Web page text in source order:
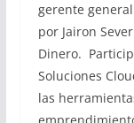
gerente
por Jairon
Dinero.
Soluciones
las